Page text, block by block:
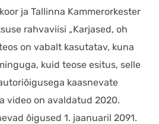
ja Tallinna Kammerorkester
rahvaviisi „Karjased, oh
on vabalt kasutatav, kuna
kuid teose esitus, selle
kaasnevate
video on avaldatud 2020.
õigused 1. jaanuaril 2091.